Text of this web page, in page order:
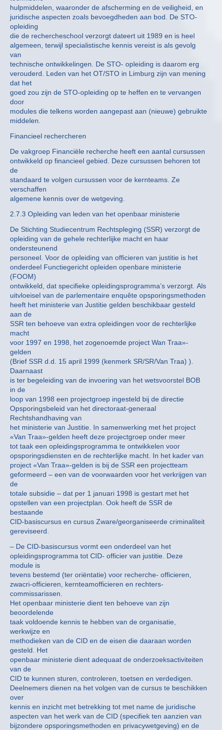
hulpmiddelen, waaronder de afscherming en de veiligheid, en
juridische aspecten zoals bevoegdheden aan bod. De STO-
opleiding
die de rechercheschool verzorgt dateert uit 1989 en is heel
algemeen, terwijl specialistische kennis vereist is als gevolg
van
technische ontwikkelingen. De STO- opleiding is daarom erg
verouderd. Leden van het OT/STO in Limburg zijn van mening
dat het
goed zou zijn de STO-opleiding op te heffen en te vervangen
door
modules die telkens worden aangepast aan (nieuwe) gebruikte
middelen.
Financieel rechercheren
De vakgroep Financiële recherche heeft een aantal cursussen
ontwikkeld op financieel gebied. Deze cursussen behoren tot
de
standaard te volgen cursussen voor de kernteams. Ze
verschaffen
algemene kennis over de wetgeving.
2.7.3 Opleiding van leden van het openbaar ministerie
De Stichting Studiecentrum Rechtspleging (SSR) verzorgt de
opleiding van de gehele rechterlijke macht en haar
ondersteunend
personeel. Voor de opleiding van officieren van justitie is het
onderdeel Functiegericht opleiden openbare ministerie
(FOOM)
ontwikkeld, dat specifieke opleidingsprogramma’s verzorgt. Als
uitvloeisel van de parlementaire enquête opsporingsmethoden
heeft het ministerie van Justitie gelden beschikbaar gesteld
aan de
SSR ten behoeve van extra opleidingen voor de rechterlijke
macht
voor 1997 en 1998, het zogenoemde project Wan Traa»-
gelden
(Brief SSR d.d. 15 april 1999 (kenmerk SR/SR/Van Traa) ).
Daarnaast
is ter begeleiding van de invoering van het wetsvoorstel BOB
in de
loop van 1998 een projectgroep ingesteld bij de directie
Opsporingsbeleid van het directoraat-generaal
Rechtshandhaving van
het ministerie van Justitie. In samenwerking met het project
«Van Traa»-gelden heeft deze projectgroep onder meer
tot taak een opleidingsprogramma te ontwikkelen voor
opsporingsdiensten en de rechterlijke macht. In het kader van
project «Van Traa»-gelden is bij de SSR een projectteam
geformeerd – een van de voorwaarden voor het verkrijgen van
de
totale subsidie – dat per 1 januari 1998 is gestart met het
opstellen van een projectplan. Ook heeft de SSR de
bestaande
CID-basiscursus en cursus Zware/georganiseerde criminaliteit
gereviseerd.
– De CID-basiscursus vormt een onderdeel van het
opleidingsprogramma tot CID- officier van justitie. Deze
module is
tevens bestemd (ter oriëntatie) voor recherche- officieren,
zwacri-officieren, kernteamofficieren en rechters-
commissarissen.
Het openbaar ministerie dient ten behoeve van zijn
beoordelende
taak voldoende kennis te hebben van de organisatie,
werkwijze en
methodieken van de CID en de eisen die daaraan worden
gesteld. Het
openbaar ministerie dient adequaat de onderzoeksactiviteiten
van de
CID te kunnen sturen, controleren, toetsen en verdedigen.
Deelnemers dienen na het volgen van de cursus te beschikken
over
kennis en inzicht met betrekking tot met name de juridische
aspecten van het werk van de CID (specifiek ten aanzien van
bijzondere opsporingsmethoden en privacywetgeving) en de